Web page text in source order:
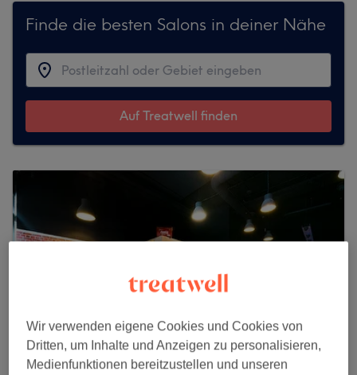
Finde die besten Salons in deiner Nähe
Auf Treatwell finden
Wir verwenden eigene Cookies und Cookies von
Dritten, um Inhalte und Anzeigen zu personalisieren,
Medienfunktionen bereitzustellen und unseren